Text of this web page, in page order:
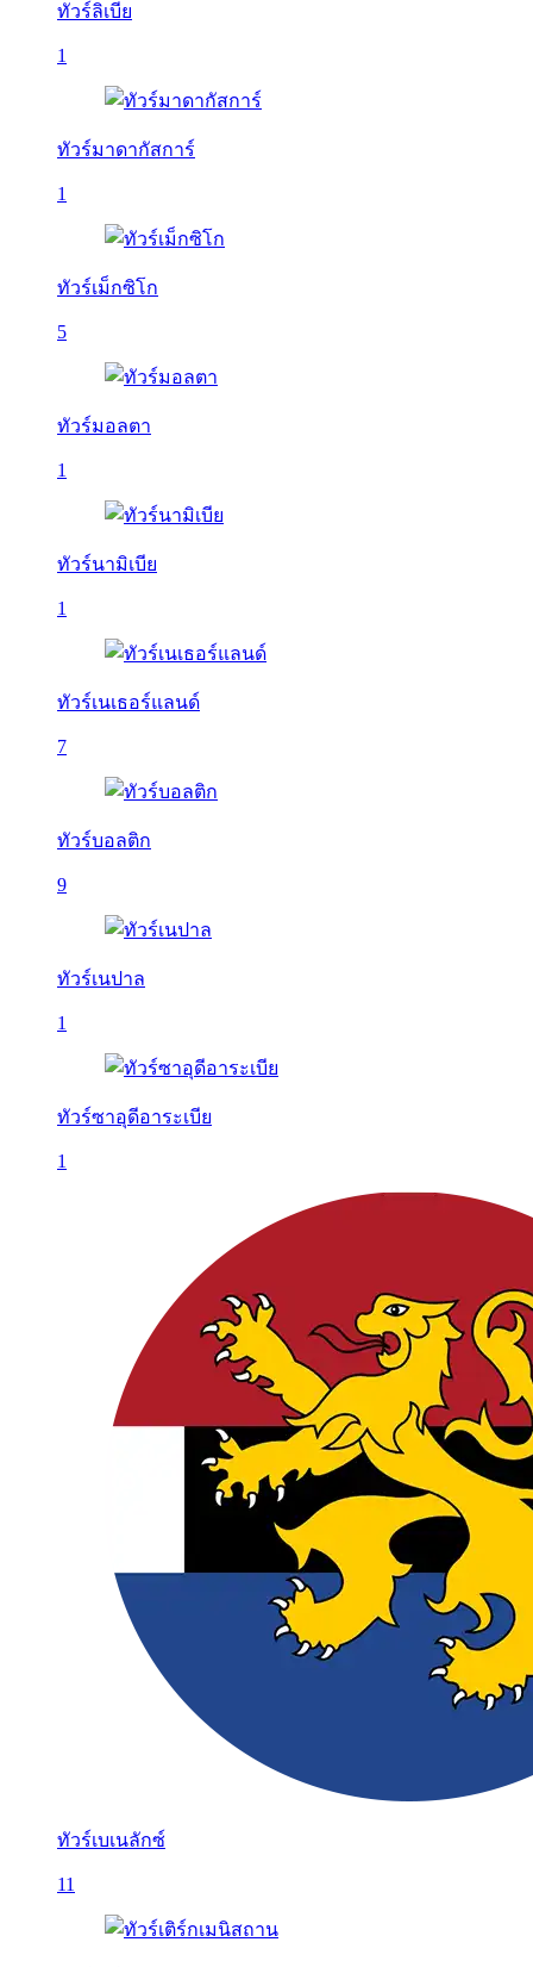
ทัวร์ลิเบีย
1
ทัวร์มาดากัสการ์
1
ทัวร์เม็กซิโก
5
ทัวร์มอลตา
1
ทัวร์นามิเบีย
1
ทัวร์เนเธอร์แลนด์
7
ทัวร์บอลติก
9
ทัวร์เนปาล
1
ทัวร์ซาอุดีอาระเบีย
1
ทัวร์เบเนลักซ์
11